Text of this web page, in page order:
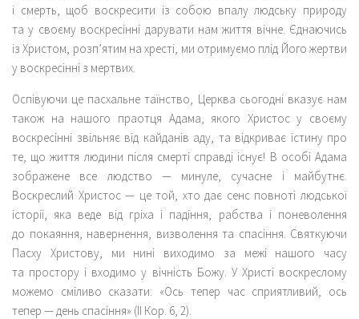
і смерть, щоб воскресити із собою впалу людську природу
та у своєму воскресінні дарувати нам життя вічне. Єднаючись
із Христом, розп’ятим на хресті, ми отримуємо плід Його жертви
у воскресінні з мертвих.
Оспівуючи це пасхальне таїнство, Церква сьогодні вказує нам
також на нашого праотця Адама, якого Христос у своєму
воскресінні звільняє від кайданів аду, та відкриває істину про
те, що життя людини після смерті справді існує! В особі Адама
зображене все людство — минуле, сучасне і майбутнє.
Воскреслий Христос — це той, хто дає сенс повноті людської
історії, яка веде від гріха і падіння, рабства і поневолення
до покаяння, навернення, визволення та спасіння. Святкуючи
Пасху Христову, ми нині виходимо за межі нашого часу
та простору і входимо у вічність Божу. У Христі воскреслому
можемо сміливо сказати: «Ось тепер час сприятливий, ось
тепер — день спасіння» (II Кор. 6, 2).